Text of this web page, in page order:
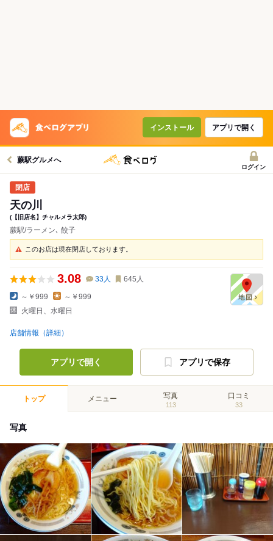
インストール アプリで開く
蕨駅グルメへ
ログイン
天の川
(【旧店名】チャルメラ太郎)
蕨駅/ラーメン､ 餃子
このお店は現在閉店しております。
3.08 33人 645 人
～￥999
～￥999
火曜日、水曜日
店舗情報（詳細）
アプリで開く アプリで保存
トップ メニュー 写真
113
口コミ
33
写真